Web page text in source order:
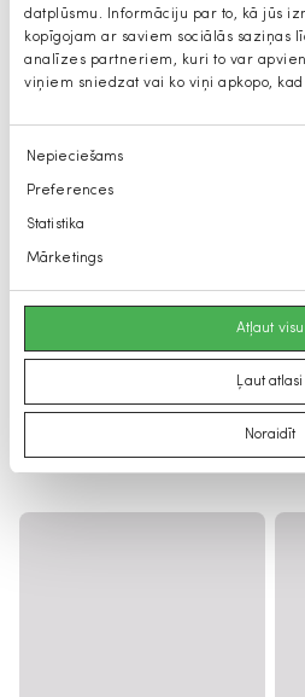
datplūsmu. Informāciju par to, kā jūs
kopīgojam ar saviem sociālās saziņas
analīzes partneriem, kuri to var
viņiem sniedzat vai ko viņi apkopo,
Piekrišanas
izvēle
Nepieciešams
Preferences
Statistika
Mārketings
Atļaut visu
Ļaut atlasi
Noraidīt